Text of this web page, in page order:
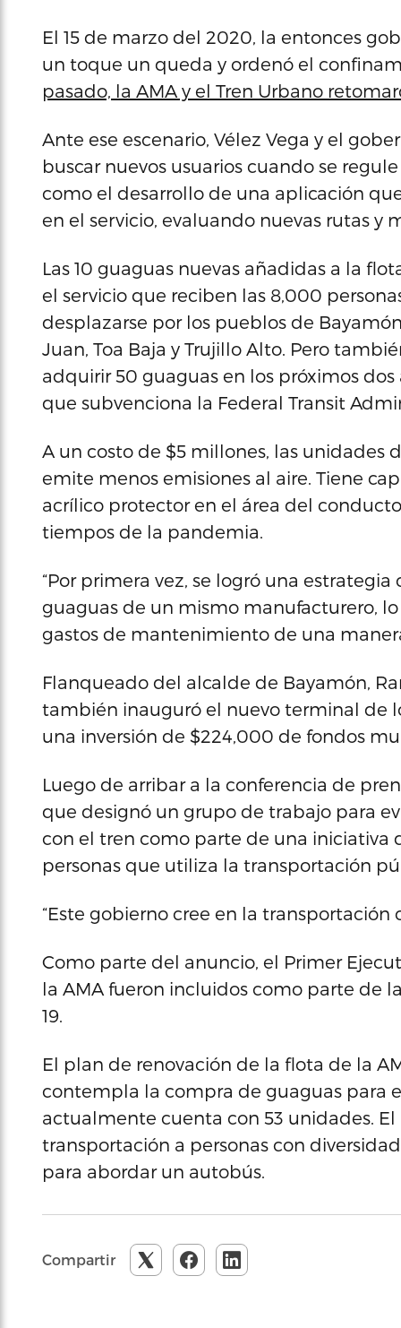
El 15 de marzo del 2020, la entonces
un toque un queda y ordenó el
pasado, la AMA y el Tren Urbano
Ante ese escenario, Vélez Vega y el
buscar nuevos usuarios cuando se
como el desarrollo de una aplicación
en el servicio, evaluando nuevas rutas
Las 10 guaguas nuevas añadidas a la
el servicio que reciben las 8,000
desplazarse por los pueblos de
Juan, Toa Baja y Trujillo Alto. Pero
adquirir 50 guaguas en los próximos
que subvenciona la Federal Transit
A un costo de $5 millones, las unidades
emite menos emisiones al aire. Tiene
acrílico protector en el área del
tiempos de la pandemia.
“Por primera vez, se logró una
guaguas de un mismo manufacturero,
gastos de mantenimiento de una
Flanqueado del alcalde de Bayamón,
también inauguró el nuevo terminal de
una inversión de $224,000 de fondos
Luego de arribar a la conferencia de
que designó un grupo de trabajo para
con el tren como parte de una
personas que utiliza la transportación
“Este gobierno cree en la transportación
Como parte del anuncio, el Primer
la AMA fueron incluidos como parte de
19.
El plan de renovación de la flota de la
contempla la compra de guaguas para
actualmente cuenta con 53 unidades.
transportación a personas con
para abordar un autobús.
Compartir